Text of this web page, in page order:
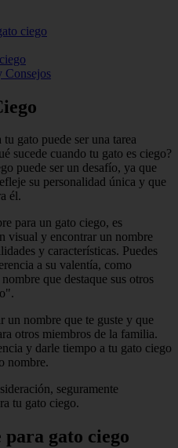
ciego
Consejos
gato puede ser una tarea
sucede cuando tu gato es ciego?
puede ser un desafío, ya que
su personalidad única y que
él.
para un gato ciego, es
visual y encontrar un nombre
y características. Puedes
a su valentía, como
que destaque sus otros
un nombre que te guste y que
otros miembros de la familia.
y darle tiempo a tu gato ciego
nombre.
seguramente
tu gato ciego.
gato ciego